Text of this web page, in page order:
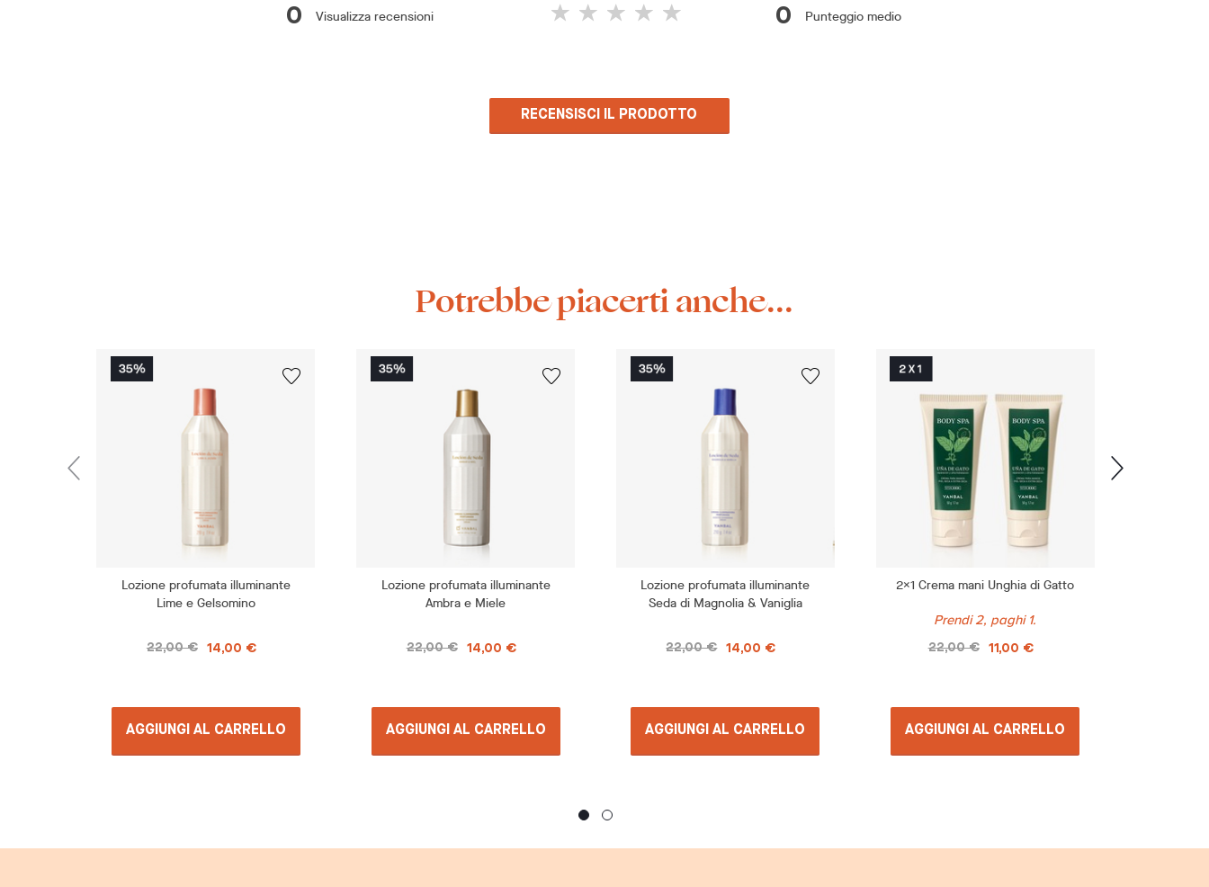
Visualizza recensioni
0 0 Punteggio medio
RECENSISCI IL PRODOTTO
Potrebbe piacerti anche...
Lozione profumata illuminante
Lime e Gelsomino
22,00 € 14,00 €
AGGIUNGI AL CARRELLO
Lozione profumata illuminante
Ambra e Miele
22,00 € 14,00 €
AGGIUNGI AL CARRELLO
Lozione profumata illuminante
Seda di Magnolia & Vaniglia
22,00 € 14,00 €
AGGIUNGI AL CARRELLO
2x1 Crema mani Unghia di Gatto
Prendi 2, paghi 1.
22,00 € 11,00 €
AGGIUNGI AL CARRELLO